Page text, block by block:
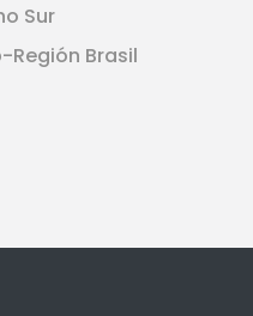
Sur
Región Brasil